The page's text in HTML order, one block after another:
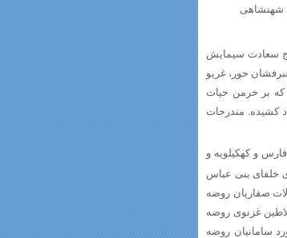
شهنشاهى‏
سعادت سیمایش
حور، غریو
بر خرمن حیات
کشیده‏. مندرجات
و کهکیلویه و
خلفای بنی عباس
صفاریان‏ روضه
غزنوی‏ روضه
سامانیان‏ روضه